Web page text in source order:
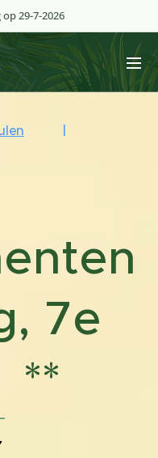
29-7-2026
7e
**